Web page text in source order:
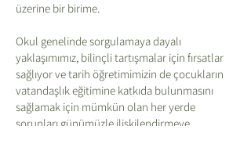
üzerine bir birime.
Okul genelinde sorgulamaya dayalı
yaklaşımımız, bilinçli tartışmalar için fırsatlar
sağlıyor ve tarih öğretimimizin de çocukların
vatandaşlık eğitimine katkıda bulunmasını
sağlamak için mümkün olan her yerde
sorunları günümüzle ilişkilendirmeye